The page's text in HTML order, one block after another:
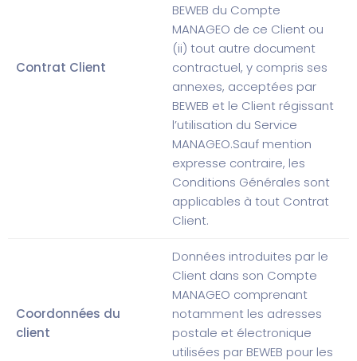
Contrat Client
BEWEB du Compte
MANAGEO de ce Client ou
(ii) tout autre document
contractuel, y compris ses
annexes, acceptées par
BEWEB et le Client régissant
l’utilisation du Service
MANAGEO.Sauf mention
expresse contraire, les
Conditions Générales sont
applicables à tout Contrat
Client.
Coordonnées du
client
Données introduites par le
Client dans son Compte
MANAGEO comprenant
notamment les adresses
postale et électronique
utilisées par BEWEB pour les